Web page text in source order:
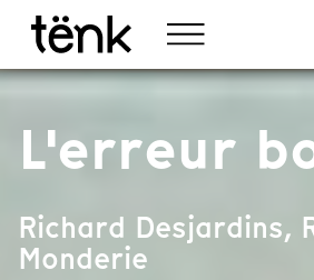
L'erreur
Richard Desjardins,
Monderie